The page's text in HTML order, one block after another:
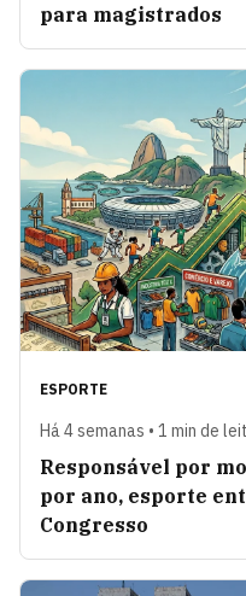
para magistrados
ESPORTE
Há 4 semanas • 1 min de
Responsável por
por ano, esporte
Congresso